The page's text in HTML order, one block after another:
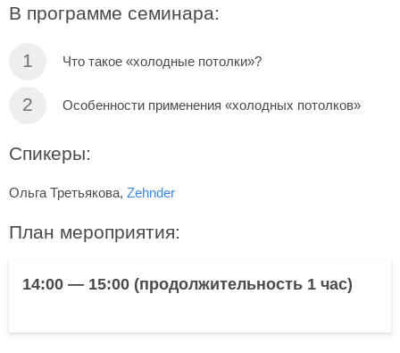
В программе семинара:
Что такое «холодные потолки»?
Особенности применения «холодных потолков»
Спикеры:
Ольга Третьякова, Zehnder
План мероприятия:
14:00 — 15:00 (продолжительность 1 час)